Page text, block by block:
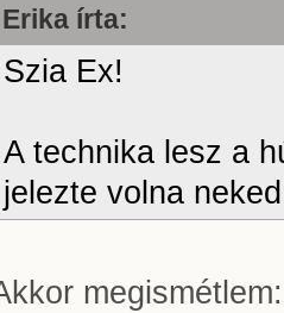
Erika írta:
Szia Ex!
A technika lesz a
jelezte volna
megismétlem: